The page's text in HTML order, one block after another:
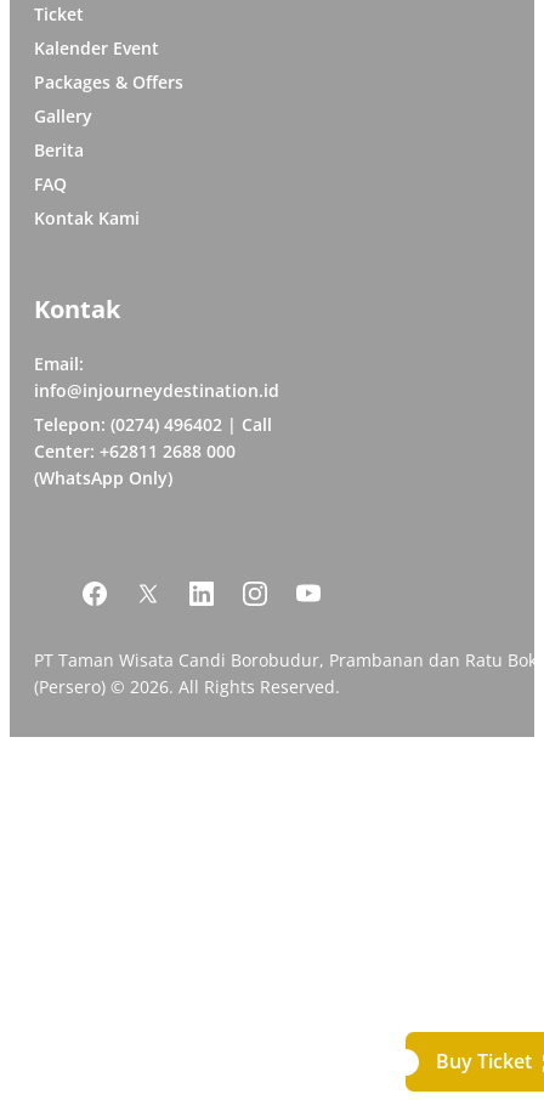
Buy Ticket
Ticket
Kalender Event
Packages & Offers
Gallery
Berita
FAQ
Kontak Kami
Kontak
Email:
info@injourneydestination.id
Telepon: (0274) 496402 | Call
Center: +62811 2688 000
(WhatsApp Only)
PT Taman Wisata Candi Borobudur, Prambanan dan Ratu
(Persero) © 2026. All Rights Reserved.